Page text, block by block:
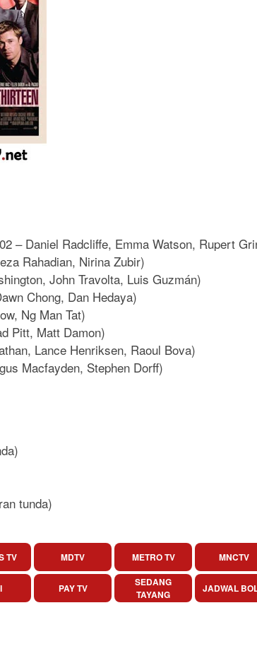
– Daniel Radcliffe, Emma Watson, Rupert
Rahadian, Nirina Zubir)
John Travolta, Luis Guzmán)
Chong, Dan Hedaya)
Ng Man Tat)
Pitt, Matt Damon)
Lance Henriksen, Raoul Bova)
Macfayden, Stephen Dorff)
tunda)
TV MDTV METRO TV MNCTV
PAY TV
SEDANG
TAYANG
JADWAL